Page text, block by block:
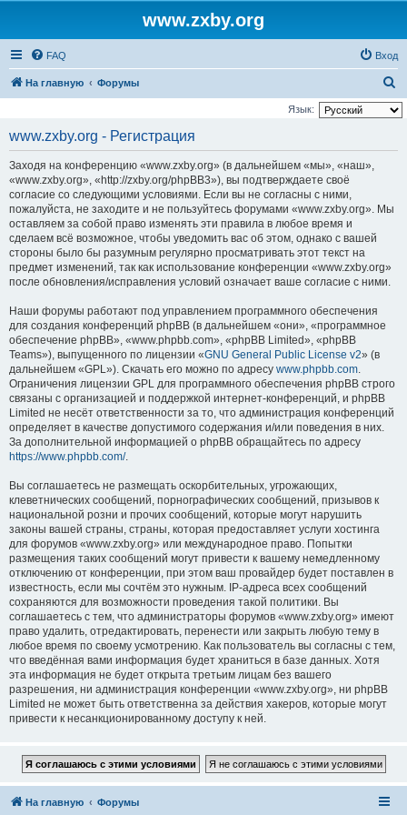
www.zxby.org
FAQ Вход
На главную Форумы
о
Язык:
www.zxby.org - Регистрация
Заходя на конференцию «www.zxby.org» (в дальнейшем «мы», «наш»,
«www.zxby.org», «http://zxby.org/phpBB3»), вы подтверждаете своё
согласие со следующими условиями. Если вы не согласны с ними,
пожалуйста, не заходите и не пользуйтесь форумами «www.zxby.org». Мы
оставляем за собой право изменять эти правила в любое время и
сделаем всё возможное, чтобы уведомить вас об этом, однако с вашей
стороны было бы разумным регулярно просматривать этот текст на
предмет изменений, так как использование конференции «www.zxby.org»
после обновления/исправления условий означает ваше согласие с ними.
Наши форумы работают под управлением программного обеспечения
для создания конференций phpBB (в дальнейшем «они», «программное
обеспечение phpBB», «www.phpbb.com», «phpBB Limited», «phpBB
Teams»), выпущенного по лицензии «GNU General Public License v2» (в
дальнейшем «GPL»). Скачать его можно по адресу www.phpbb.com.
Ограничения лицензии GPL для программного обеспечения phpBB строго
связаны с организацией и поддержкой интернет-конференций, и phpBB
Limited не несёт ответственности за то, что администрация конференций
определяет в качестве допустимого содержания и/или поведения в них.
За дополнительной информацией о phpBB обращайтесь по адресу
https://www.phpbb.com/.
Вы соглашаетесь не размещать оскорбительных, угрожающих,
клеветнических сообщений, порнографических сообщений, призывов к
национальной розни и прочих сообщений, которые могут нарушить
законы вашей страны, страны, которая предоставляет услуги хостинга
для форумов «www.zxby.org» или международное право. Попытки
размещения таких сообщений могут привести к вашему немедленному
отключению от конференции, при этом ваш провайдер будет поставлен в
известность, если мы сочтём это нужным. IP-адреса всех сообщений
сохраняются для возможности проведения такой политики. Вы
соглашаетесь с тем, что администраторы форумов «www.zxby.org» имеют
право удалить, отредактировать, перенести или закрыть любую тему в
любое время по своему усмотрению. Как пользователь вы согласны с тем,
что введённая вами информация будет храниться в базе данных. Хотя
эта информация не будет открыта третьим лицам без вашего
разрешения, ни администрация конференции «www.zxby.org», ни phpBB
Limited не может быть ответственна за действия хакеров, которые могут
привести к несанкционированному доступу к ней.
На главную Форумы